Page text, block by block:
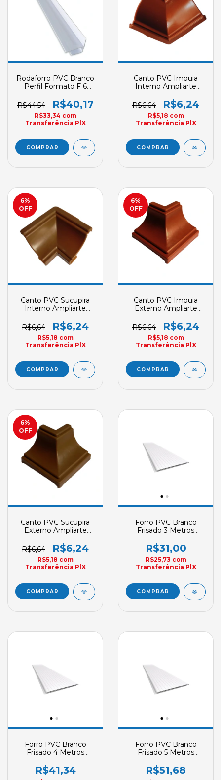
Rodaforro PVC Branco
Perfil Formato F 6
Acabamento
R$44,54 R$40,17
R$33,34 com
Transferência PlX
Canto PVC Imbuia
Interno Ampliarte
R$6,64
R$6,24
R$5,18 com
Transferência PlX
6%
OFF
Canto PVC Sucupira
Interno Ampliarte
R$6,64
R$6,24
R$5,18 com
Transferência PlX
6%
OFF
Canto PVC Imbuia
Externo Ampliarte
R$6,64
R$6,24
R$5,18 com
Transferência PlX
6%
OFF
Canto PVC Sucupira
Externo Ampliarte
R$6,64
R$6,24
R$5,18 com
Transferência PlX
Forro PVC Branco
Frisado 3 Metros
200mm X 10mm Sob
Encomenda
R$31,00
R$25,73 com
Transferência PlX
Forro PVC Branco
Frisado 4 Metros
200mm X 10mm Sob
Encomenda
R$41,34
Forro PVC Branco
Frisado 5 Metros
200mm X 10mm Sob
Encomenda
R$51,68